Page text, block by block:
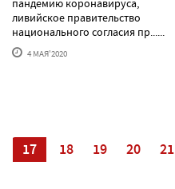
пандемию коронавируса,
ливийское правительство
национального согласия пр......
4 МАЯ'2020
17 18 19 20 21